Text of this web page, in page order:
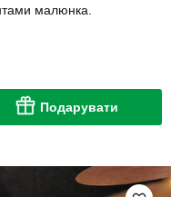
малюнка.
Подарувати